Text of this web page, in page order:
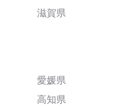
滋賀県
愛媛県
高知県